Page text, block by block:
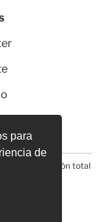
para
de
la reproducción total